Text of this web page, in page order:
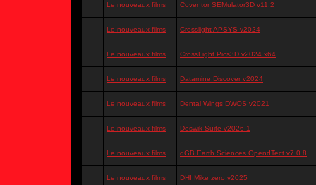
Le nouveaux films Coventor SEMulator3D v11.2
Le nouveaux films Crosslight APSYS v2024
Le nouveaux films CrossLight Pics3D v2024 x64
Le nouveaux films Datamine.Discover v2024
Le nouveaux films Dental Wings DWOS v2021
Le nouveaux films Deswik Suite v2026.1
Le nouveaux films dGB Earth Sciences OpendTect v7.0.8
Le nouveaux films DHI Mike zero v2025